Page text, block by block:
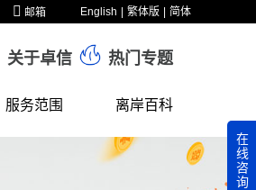
English 繁体版 简体
邮箱
关于卓信 热门专题
服务范围 离岸百科
在
线
咨
询